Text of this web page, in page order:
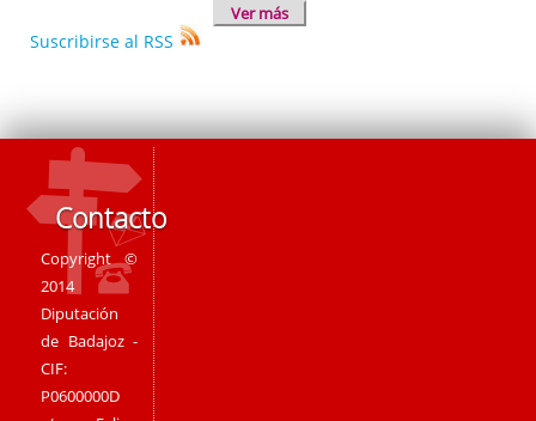
Ver más
Suscribirse al RSS
Contacto
Copyright ©
2014
Diputación
de Badajoz -
CIF:
P0600000D